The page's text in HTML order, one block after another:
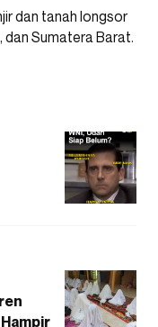
dan tanah longsor
Sumatera Barat.